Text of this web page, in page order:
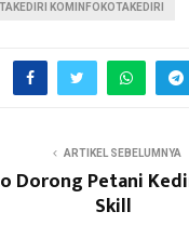
KOMINFOKOTAKEDIRI
ARTIKEL SEBELUMNYA
Dorong Petani
Skill